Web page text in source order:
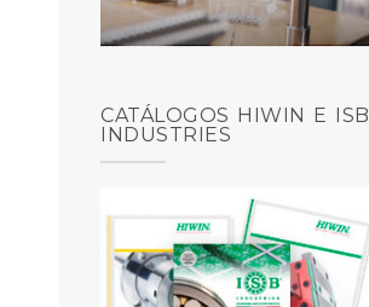
CATÁLOGOS HIWIN E ISB
INDUSTRIES